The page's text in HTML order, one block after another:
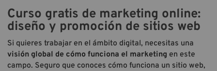
Curso gratis de marketing online:
diseño y promoción de sitios web
Si quieres trabajar en el ámbito digital, necesitas una
visión global de cómo funciona el marketing en este
campo. Seguro que conoces cómo funciona un sitio web,